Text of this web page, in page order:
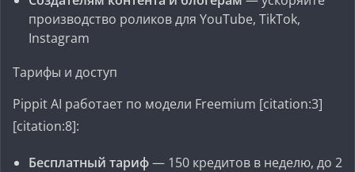
производство роликов для YouTube, TikTok,
Instagram
Тарифы и доступ
Pippit AI работает по модели Freemium [citation:3]
[citation:8]:
Бесплатный тариф— 150 кредитов в неделю, до 2